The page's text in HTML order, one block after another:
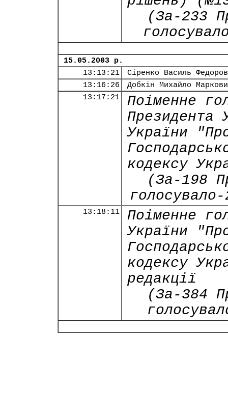
(За-233
15.05.2003 р.
13:13:21
Сіренко Василь
13:16:26
Добкін Михайло
13:17:21
Поіменне
Президента
України
кодексу
(За-198
13:18:11
Поіменне
України
кодексу
редакції
(За-384